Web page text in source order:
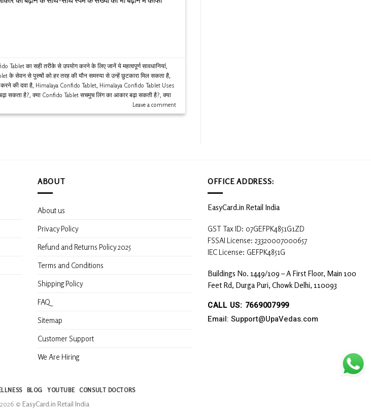
Tablet का सही तरीके से उपयोग करने के लिए जानें ये महत्वपूर्ण सावधानियां,
के सेवन से पुरुषों को हर तरह की यौन समस्या से उन्हें छुटकारा मिल सकता है,
की दवा है, Himalaya Confido Tablet, Himalaya Confido Tablet Uses
सकता है? क्या Confido Tablet सचमुच लिंग का आकार बढ़ा सकती है? क्या
Leave a comment
ABOUT
About us
Privacy Policy
Refund and Returns Policy 2025
Terms and Conditions
Shipping Policy
FAQ
Sitemap
Customer Support
We Are Hiring
OFFICE ADDRESS:
EasyCard.in Retail India
GST Tax ID: 07GEFPK4851G1ZD
FSSAI License: 23320007000657
IEC License: GEFPK4851G
Buildings No. 1449/109 – A First Floor, Main 100
Feet Rd, Durga Puri, Chowk Delhi, 110093
CALL US: 7669007999
Email: Support@UpaVedas.com
BLOG YOUTUBE CONSULT DOCTORS
© EasyCard.in Retail India